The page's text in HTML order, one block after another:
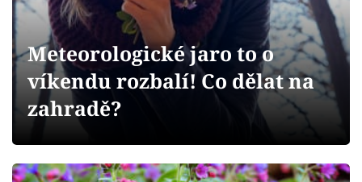
Přihlášení
Sledujte nás
Meteorologické jaro to o
víkendu rozbalí! Co dělat na
zahradě?